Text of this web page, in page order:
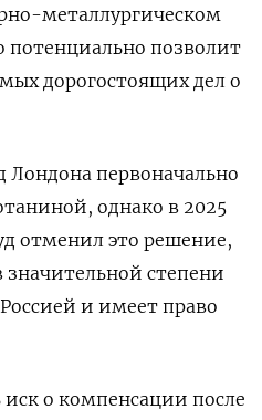
металлургическом
потенциально позволит
дорогостоящих дел о
Лондона первоначально
однако в 2025
отменил это решение,
степени
и имеет право
о компенсации после